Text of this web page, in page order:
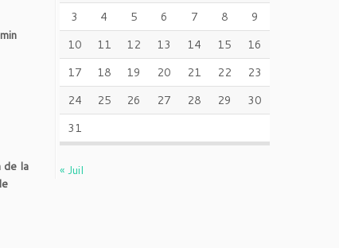
de la
3
4 5 6 7 8
9
10
11 12 13 14 15
16
17
18 19 20 21 22
23
24
25 26 27 28 29
30
31
« Juil